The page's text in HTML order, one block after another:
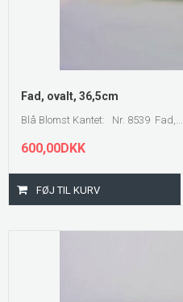
Fad, ovalt, 36,5cm
Blå Blomst Kantet: Nr. 8539 Fad,...
600,00DKK